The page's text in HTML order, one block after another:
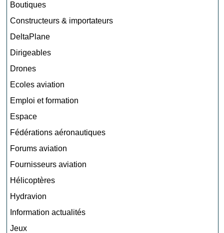
Boutiques
Constructeurs & importateurs
DeltaPlane
Dirigeables
Drones
Ecoles aviation
Emploi et formation
Espace
Fédérations aéronautiques
Forums aviation
Fournisseurs aviation
Hélicoptères
Hydravion
Information actualités
Jeux